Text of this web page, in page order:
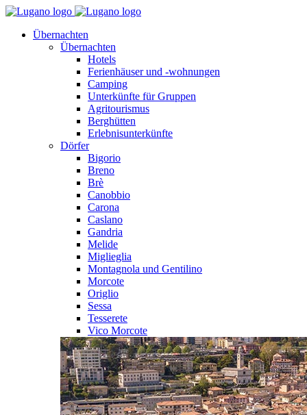
Übernachten
Übernachten
Hotels
Ferienhäuser und -wohnungen
Camping
Unterkünfte für Gruppen
Agritourismus
Berghütten
Erlebnisunterkünfte
Dörfer
Bigorio
Breno
Brè
Canobbio
Carona
Caslano
Gandria
Melide
Miglieglia
Montagnola und Gentilino
Morcote
Origlio
Sessa
Tesserete
Vico Morcote